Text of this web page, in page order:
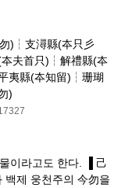
)┆支潯縣(夲只彡
夫首只)┆解禮縣(夲
夷縣(夲知留)┆珊瑚
)
이라고도 한다. ▐ 己
백제 웅천주의 今勿을